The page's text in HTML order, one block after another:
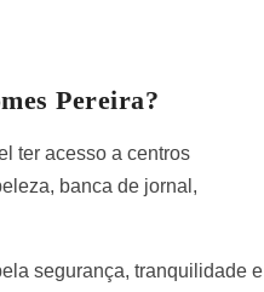
Pereira?
ter acesso a centros
banca de jornal,
segurança, tranquilidade e